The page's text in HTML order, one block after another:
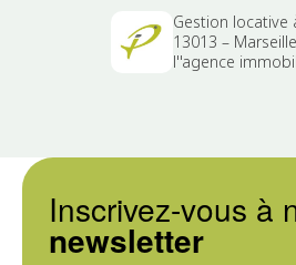
Gestion locative
13013 –
l''agence
Inscrivez-vous à
newsletter